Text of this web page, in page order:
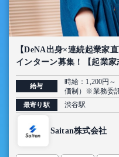
【DeNA出身×連続起業家
インターン募集！【起業
定】
給与
時給：1,200円
価制）※業務委
最寄り駅 渋谷駅
Saitan株式会社